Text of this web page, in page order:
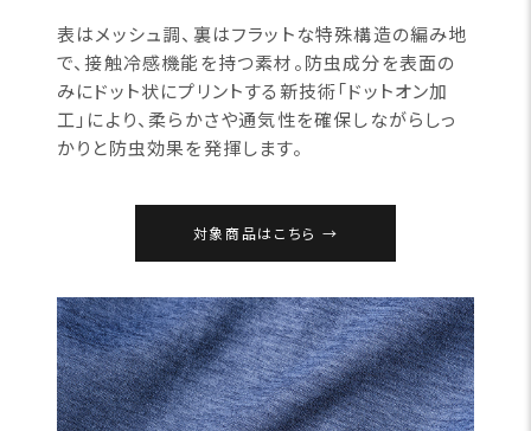
表はメッシュ調、裏はフラットな特殊構造の編み地
で、接触冷感機能を持つ素材。防虫成分を表面の
みにドット状にプリントする新技術「ドットオン加
工」により、柔らかさや通気性を確保しながらしっ
かりと防虫効果を発揮します。
対象商品はこちら